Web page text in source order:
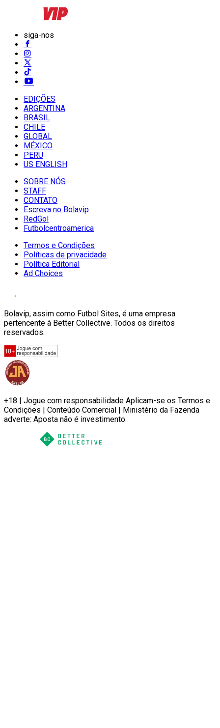
siga-nos
EDIÇÕES
ARGENTINA
BRASIL
CHILE
GLOBAL
MÉXICO
PERU
US ENGLISH
SOBRE NÓS
STAFF
CONTATO
Escreva no Bolavip
RedGol
Futbolcentroamerica
Termos e Condições
Políticas de privacidade
Política Editorial
Ad Choices
Bolavip, assim como Futbol Sites, é uma empresa
pertencente à Better Collective. Todos os direitos
reservados.
+18 | Jogue com responsabilidade Aplicam-se os Termos e
Condições | Conteúdo Comercial | Ministério da Fazenda
adverte: Aposta não é investimento.